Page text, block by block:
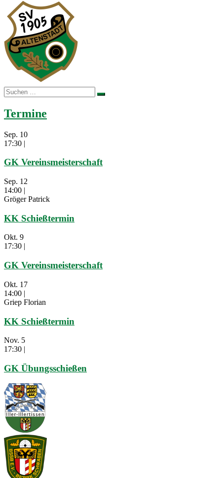
Suchen
nach:
Termine
Sep. 10
17:30 |
GK Vereinsmeisterschaft
Sep. 12
14:00 |
Gröger Patrick
KK Schießtermin
Okt. 9
17:30
GK Vereinsmeisterschaft
Okt. 17
14:00 |
Griep Florian
KK Schießtermin
Nov. 5
17:30 |
GK Übungsschießen